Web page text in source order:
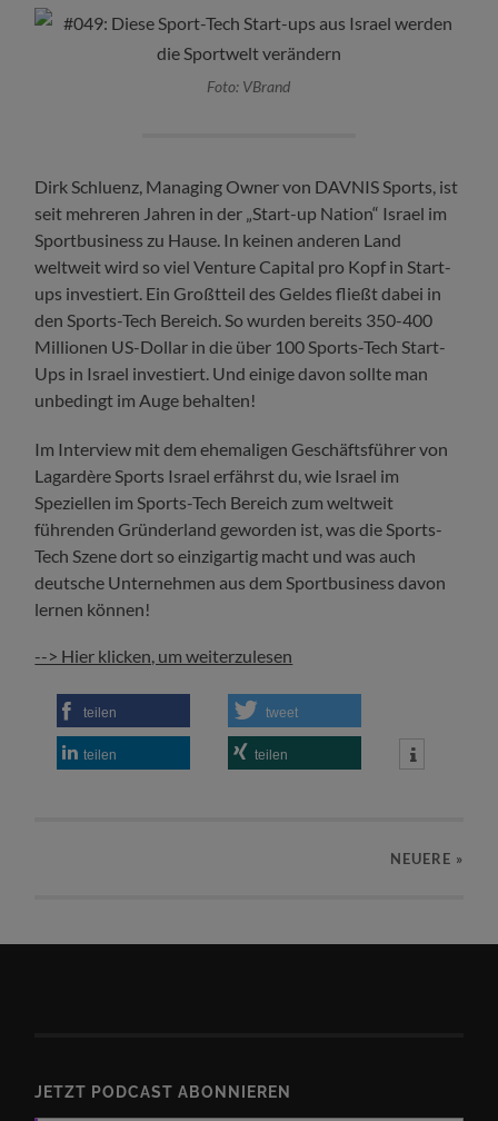
Foto: VBrand
Dirk Schluenz, Managing Owner von DAVNIS Sports, ist
seit mehreren Jahren in der „Start-up Nation“ Israel im
Sportbusiness zu Hause. In keinen anderen Land
weltweit wird so viel Venture Capital pro Kopf in Start-
ups investiert. Ein Großtteil des Geldes fließt dabei in
den Sports-Tech Bereich. So wurden bereits 350-400
Millionen US-Dollar in die über 100 Sports-Tech Start-
Ups in Israel investiert. Und einige davon sollte man
unbedingt im Auge behalten!
Im Interview mit dem ehemaligen Geschäftsführer von
Lagardère Sports Israel erfährst du, wie Israel im
Speziellen im Sports-Tech Bereich zum weltweit
führenden Gründerland geworden ist, was die Sports-
Tech Szene dort so einzigartig macht und was auch
deutsche Unternehmen aus dem Sportbusiness davon
lernen können!
--> Hier klicken, um weiterzulesen
teilen tweet
teilen teilen
NEUERE »
JETZT PODCAST ABONNIEREN